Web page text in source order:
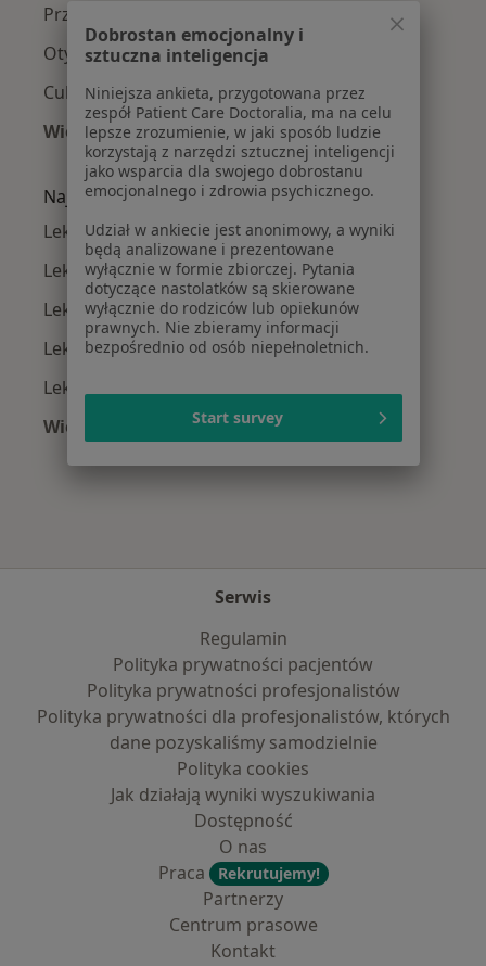
Przeziębienie w Poznaniu
Otyłość w Poznaniu
Cukrzyca w Poznaniu
Więcej (15)
Więcej w kategorii: Najczęście leczone
Najpopularniejsze ubezpieczenia
Lekarze rodzinni z Allianz w Poznaniu
Lekarze rodzinni z PZU Zdrowie w Poznaniu
Lekarze rodzinni z Enel-med w Poznaniu
Lekarze rodzinni z NFZ w Poznaniu
Lekarze rodzinni z TELEMEDI w Poznaniu
Więcej (9)
Serwis
Regulamin
Polityka prywatności pacjentów
Polityka prywatności profesjonalistów
Polityka prywatności dla profesjonalistów, których
dane pozyskaliśmy samodzielnie
Polityka cookies
Jak działają wyniki wyszukiwania
Dostępność
O nas
Praca
Rekrutujemy!
Partnerzy
Centrum prasowe
Kontakt
Dobrostan emocjonalny i
sztuczna inteligencja
Niniejsza ankieta, przygotowana przez
zespół Patient Care Doctoralia, ma na celu
lepsze zrozumienie, w jaki sposób ludzie
korzystają z narzędzi sztucznej inteligencji
jako wsparcia dla swojego dobrostanu
emocjonalnego i zdrowia psychicznego.
Udział w ankiecie jest anonimowy, a wyniki
będą analizowane i prezentowane
wyłącznie w formie zbiorczej. Pytania
dotyczące nastolatków są skierowane
wyłącznie do rodziców lub opiekunów
prawnych. Nie zbieramy informacji
bezpośrednio od osób niepełnoletnich.
Start survey